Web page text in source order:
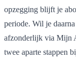
opzegging blijft je
periode. Wil je
afzonderlijk via Mijn
twee aparte stappen